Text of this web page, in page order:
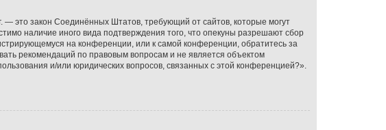
— это закон Соединённых Штатов, требующий от сайтов, которые могут
наличие иного вида подтверждения того, что опекуны разрешают сбор
на конференции, или к самой конференции, обратитесь за
рекомендаций по правовым вопросам и не является объектом
и/или юридических вопросов, связанных с этой конференцией?».